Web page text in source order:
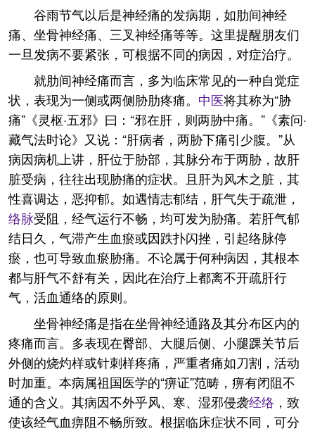
谷雨节气以后是神经痛的发病期，如肋间神经
痛、坐骨神经痛、三叉神经痛等等。这里提醒朋友们
一旦发病不要紧张，可根据不同的病因，对症治疗。
就肋间神经痛而言，多为临床常见的一种自觉症
状，表现为一侧或两侧胁肋疼痛。 中医将其称为“胁
痛”《灵枢·五邪》曰：“邪在肝，则两胁中痛。”《素问·
藏气法时论》又说：“肝病者，两胁下痛引少腹。”从
病因病机上讲，肝位于胁部，其脉分布于两胁，故肝
脏受病，往往出现胁痛的症状。且肝为风木之脏，其
性喜调达，恶抑郁。如遇情志郁结，肝气失于疏泄，
络脉受阻，经气运行不畅，均可发为胁痛。若肝气郁
结日久，气滞产生血瘀或因跌扑闪挫，引起络脉停
瘀，也可导致血瘀胁痛。不论属于何种病因，其根本
都与肝气不舒有关，因此在治疗上都离不开疏肝行
气，活血通络的原则。
坐骨神经痛是指在坐骨神经通路及其分布区内的
疼痛而言。多表现在臀部、大腿后侧、小腿踝关节后
外侧的烧灼样或针刺样疼痛，严重者痛如刀割，活动
时加重。本病属祖国医学的“痹证”范畴，痹有闭阻不
通的含义。其病因不外乎风、寒、湿邪侵袭经络 ，致
使该经气血痹阻不畅所致。根据临床症状不同，可分